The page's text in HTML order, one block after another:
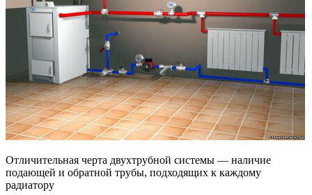
Отличительная черта двухтрубной системы — наличие
подающей и обратной трубы, подходящих к каждому
радиатору